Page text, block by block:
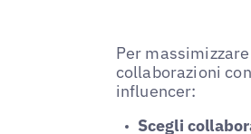
Per
collaborazioni
influencer:
Scegli